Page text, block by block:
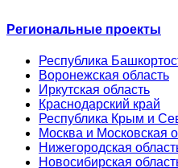
Региональные проекты
Республика
Воронежская область
Иркутская область
Краснодарский край
Республика Крым и
Москва и Московская
Нижегородская
Новосибирская